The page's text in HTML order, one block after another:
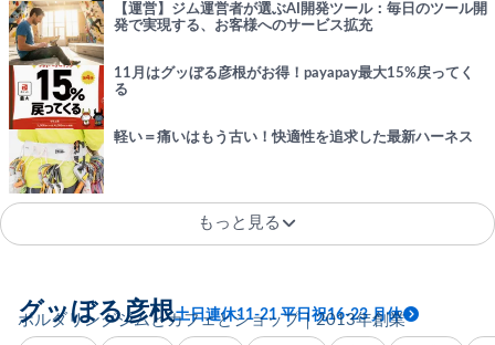
【運営】ジム運営者が選ぶAI開発ツール：毎日のツール開
発で実現する、お客様へのサービス拡充
11月はグッぼる彦根がお得！payapay最大15%戻ってく
る
軽い＝痛いはもう古い！快適性を追求した最新ハーネス
もっと見る
ボルダリングジムとカフェとショップ｜2013年創業
グッぼる彦根土日連休11-21 平日祝16-23 月休